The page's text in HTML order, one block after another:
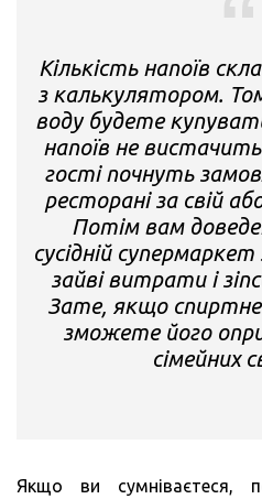
Кількість напоїв
з калькулятором.
воду будете
напоїв не
гості почнуть
ресторані за свій
Потім вам
сусідній
зайві витрати і
Зате, якщо
зможете його
сімейних
Якщо ви сумніваєтеся,